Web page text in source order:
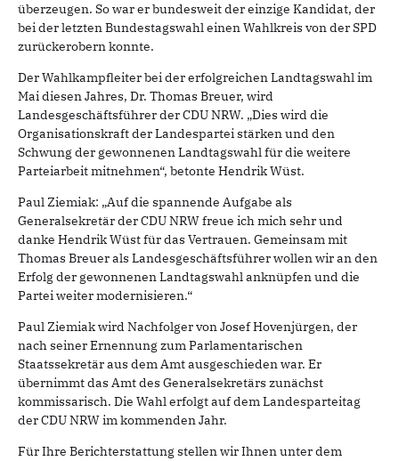
überzeugen. So war er bundesweit der einzige Kandidat, der
bei der letzten Bundestagswahl einen Wahlkreis von der SPD
zurückerobern konnte.
Der Wahlkampfleiter bei der erfolgreichen Landtagswahl im
Mai diesen Jahres, Dr. Thomas Breuer, wird
Landesgeschäftsführer der CDU NRW. „Dies wird die
Organisationskraft der Landespartei stärken und den
Schwung der gewonnenen Landtagswahl für die weitere
Parteiarbeit mitnehmen“, betonte Hendrik Wüst.
Paul Ziemiak: „Auf die spannende Aufgabe als
Generalsekretär der CDU NRW freue ich mich sehr und
danke Hendrik Wüst für das Vertrauen. Gemeinsam mit
Thomas Breuer als Landesgeschäftsführer wollen wir an den
Erfolg der gewonnenen Landtagswahl anknüpfen und die
Partei weiter modernisieren.“
Paul Ziemiak wird Nachfolger von Josef Hovenjürgen, der
nach seiner Ernennung zum Parlamentarischen
Staatssekretär aus dem Amt ausgeschieden war. Er
übernimmt das Amt des Generalsekretärs zunächst
kommissarisch. Die Wahl erfolgt auf dem Landesparteitag
der CDU NRW im kommenden Jahr.
Für Ihre Berichterstattung stellen wir Ihnen unter dem